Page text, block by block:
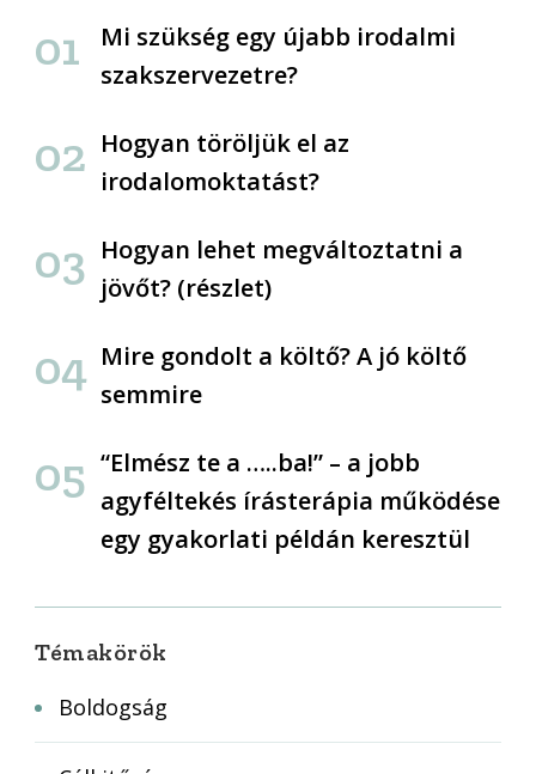
Mi szükség egy újabb irodalmi
szakszervezetre?
Hogyan töröljük el az
irodalomoktatást?
Hogyan lehet megváltoztatni a
jövőt? (részlet)
Mire gondolt a költő? A jó költő
semmire
“Elmész te a …..ba!” – a jobb
agyféltekés írásterápia működése
egy gyakorlati példán keresztül
Témakörök
Boldogság